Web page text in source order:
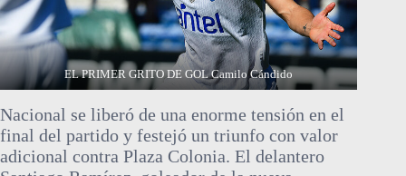
EL PRIMER GRITO DE GOL Camilo Cándido
Nacional se liberó de una enorme tensión en el
final del partido y festejó un triunfo con valor
adicional contra Plaza Colonia. El delantero